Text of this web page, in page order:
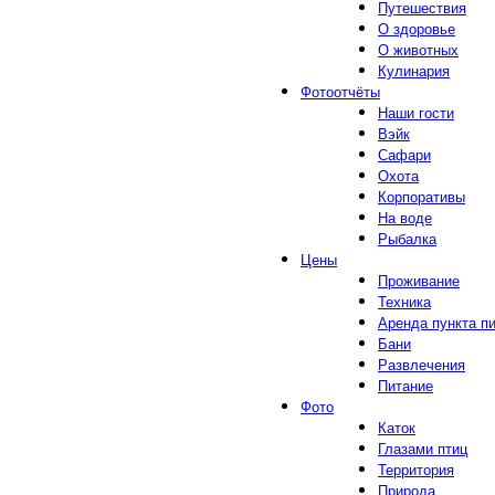
Путешествия
О здоровье
О животных
Кулинария
Фотоотчёты
Наши гости
Вэйк
Сафари
Охота
Корпоративы
На воде
Рыбалка
Цены
Проживание
Техника
Аренда пункта
Бани
Развлечения
Питание
Фото
Каток
Глазами птиц
Территория
Природа